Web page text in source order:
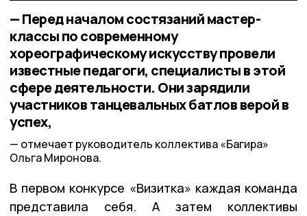
— Перед началом состязаний мастер-
классы по современному
хореографическому искусству провели
известные педагоги, специалисты в этой
сфере деятельности. Они зарядили
участников танцевальных батлов верой в
успех,
отмечает руководитель коллектива «Багира»
Ольга Миронова.
В первом конкурсе «Визитка» каждая команда
представила себя. А затем коллективы